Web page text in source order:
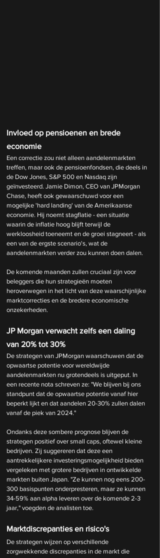
Invloed op pensioenen en brede
economie
Een correctie zou niet alleen aandelenmarkten
treffen, maar ook de pensioenfondsen, die deels in
de Dow Jones, S&P 500 en Nasdaq zijn
geïnvesteerd. Jamie Dimon, CEO van JPMorgan
Chase, heeft ook gewaarschuwd voor een
mogelijke 'hard landing' van de Amerikaanse
economie. Hij noemt stagflatie - een situatie
waarin de inflatie hoog blijft terwijl de
werkloosheid toeneemt en de groei stagneert - als
een van de ergste scenario's, wat de
aandelenmarkten verder zou kunnen doen dalen.
De komende maanden zullen cruciaal zijn voor
beleggers die hun strategieën moeten
heroverwegen in het licht van deze waarschijnlijke
marktcorrecties en de bredere economische
onzekerheden.
JP Morgan verwacht zelfs een daling
van 20% tot 30%
De strategen van JPMorgan waarschuwen dat de
opwaartse potentie voor wereldwijde
aandelenmarkten nu grotendeels is uitgeput. In
een recente nota schreven ze: "We blijven bij ons
standpunt dat de opwaartse potentie vanaf hier
beperkt lijkt en dat aandelen 20-30% zullen dalen
vanaf de piek van 2024."
Ondanks deze sombere prognose blijven de
strategen positief over small caps, oftewel kleine
bedrijven. Zij suggereren dat deze een
aantrekkelijkere investeringsmogelijkheid bieden
vergeleken met grotere bedrijven in ontwikkelde
markten buiten Japan. "Ze kunnen nog eens 200-
300 basispunten onderpresteren, maar ze kunnen
34-59% aan alpha leveren over de komende 2-3
jaar," voegden de analisten toe.
Marktdiscrepanties en risico's
De strategen wijzen op verschillende
zorgwekkende discrepanties in de markt die